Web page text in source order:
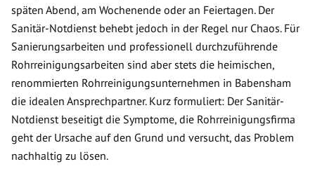
späten Abend, am Wochenende oder an Feiertagen. Der
Sanitär-Notdienst behebt jedoch in der Regel nur Chaos. Für
Sanierungsarbeiten und professionell durchzuführende
Rohrreinigungsarbeiten sind aber stets die heimischen,
renommierten Rohrreinigungsunternehmen in Babensham
die idealen Ansprechpartner. Kurz formuliert: Der Sanitär-
Notdienst beseitigt die Symptome, die Rohrreinigungsfirma
geht der Ursache auf den Grund und versucht, das Problem
nachhaltig zu lösen.